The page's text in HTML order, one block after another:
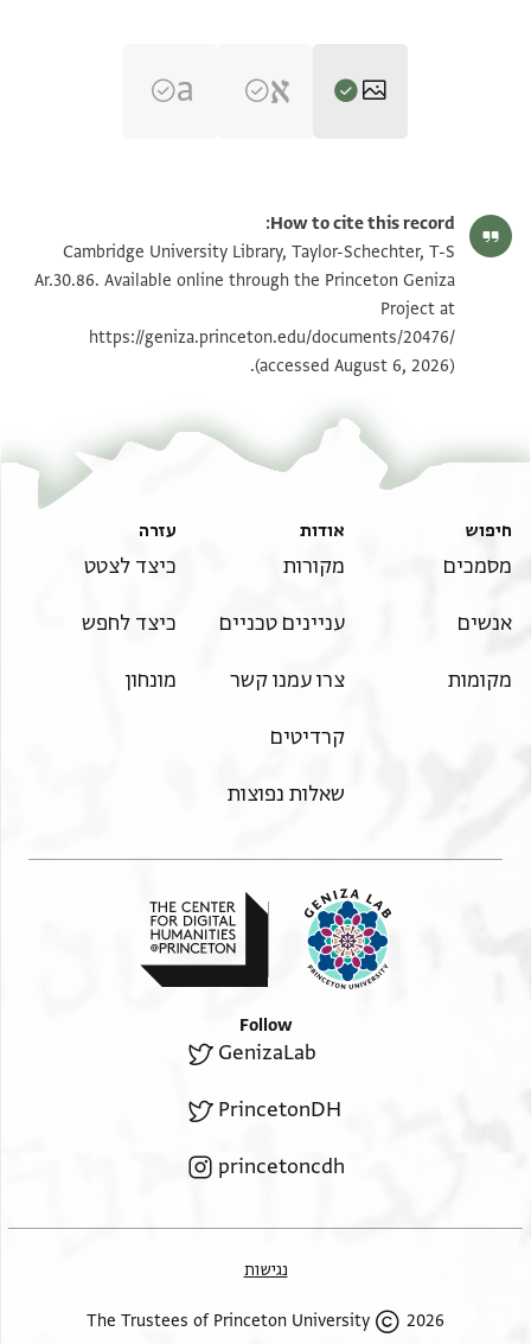
T-S Ar.30.86 1v הגדל וסובב
תנאי היתר שימוש בתצלום
How to cite this record:
Cambridge University Library, Taylor-Schechter, T-S
Ar.30.86. Available online through the Princeton Geniza
Project at
https://geniza.princeton.edu/documents/20476/
(accessed August 6, 2026).
חיפוש
מסמכים
אנשים
מקומות
אודות
מקורות
עניינים טכניים
צרו עמנו קשר
קרדיטים
שאלות נפוצות
עזרה
כיצד לצטט
כיצד לחפש
מונחון
Follow
GenizaLab
PrincetonDH
princetoncdh
נגישות
2026 The Trustees of Princeton University